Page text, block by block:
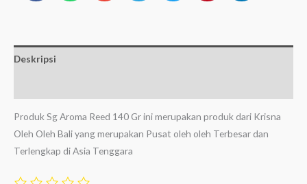
Deskripsi
Produk Sg Aroma Reed 140 Gr ini merupakan produk dari Krisna
Oleh Oleh Bali yang merupakan Pusat oleh oleh Terbesar dan
Terlengkap di Asia Tenggara